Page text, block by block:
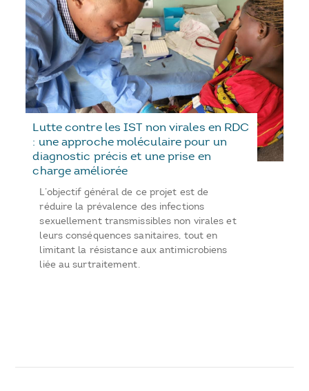
Lutte contre les IST non virales en RDC
: une approche moléculaire pour un
diagnostic précis et une prise en
charge améliorée
L’objectif général de ce projet est de
réduire la prévalence des infections
sexuellement transmissibles non virales et
leurs conséquences sanitaires, tout en
limitant la résistance aux antimicrobiens
liée au surtraitement.